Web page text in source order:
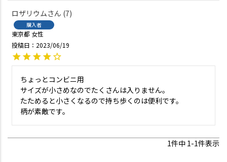
ロザリウム
7
購入者
東京都 女性
投稿日
2023/06/19
ちょっとコンビニ用
サイズが小さめなのでたくさんは入りません。
たためると小さくなるので持ち歩くのは便利です。
柄が素敵です。
1件中 1-1件表示